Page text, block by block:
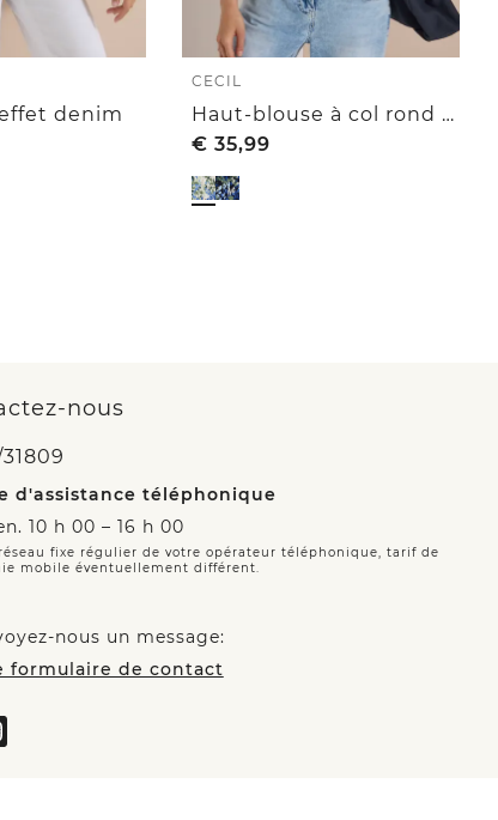
denim
CECIL
Haut-blouse à col rond et imprimé
€ 35,99
nous
d'assistance téléphonique
10 h 00 – 16 h 00
fixe régulier de votre opérateur téléphonique, tarif de
mobile éventuellement différent.
nous un message:
formulaire de contact